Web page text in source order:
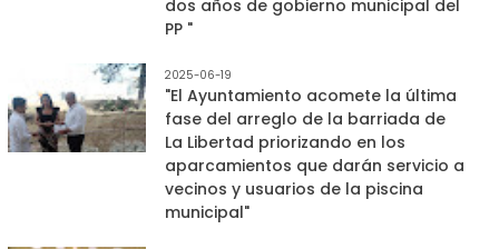
dos años de gobierno municipal del
PP "
2025-06-19
"El Ayuntamiento acomete la última
fase del arreglo de la barriada de
La Libertad priorizando en los
aparcamientos que darán servicio a
vecinos y usuarios de la piscina
municipal"